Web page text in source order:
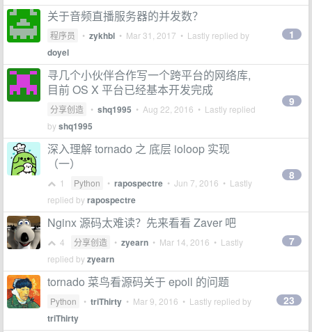
关于音频直播服务器的并发数？
程序员 • zykhbl • Mar 31, 2017 • Lastly replied by
doyel
1
寻几个小伙伴合作写一个跨平台的网络库,
目前 OS X 平台已经基本开发完成
分享创造 • shq1995 • Aug 22, 2016 • Lastly replied
byshq1995
9
深入理解 tornado 之 底层 ioloop 实现
（一）
1 Python • rapospectre • Jun 7, 2016 • Lastly
replied byrapospectre
8
Nginx 源码太难读？先来看看 Zaver 吧
4 分享创造 • zyearn • Mar 14, 2016 • Lastly
replied byzyearn
7
tornado 菜鸟看源码关于 epoll 的问题
Python • triThirty • Mar 9, 2016 • Lastly replied by
triThirty
23